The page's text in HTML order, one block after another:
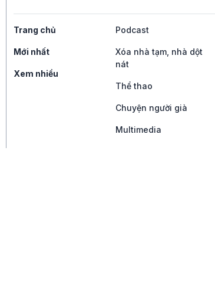
Trang chủ
Mới nhất
Xem nhiều
Podcast
Xóa nhà tạm, nhà dột
nát
Thể thao
Chuyện người già
Multimedia